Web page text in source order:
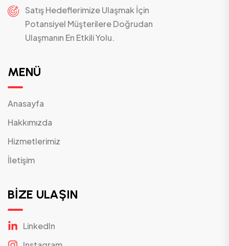
Satış Hedeflerimize Ulaşmak İçin
Potansiyel Müşterilere Doğrudan
Ulaşmanın En Etkili Yolu.
MENÜ
Anasayfa
Hakkımızda
Hizmetlerimiz
İletişim
BİZE ULAŞIN
Linkedln